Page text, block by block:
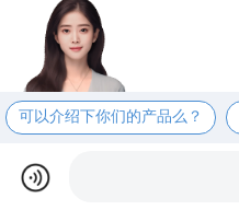
可以介绍下你们的产品么？